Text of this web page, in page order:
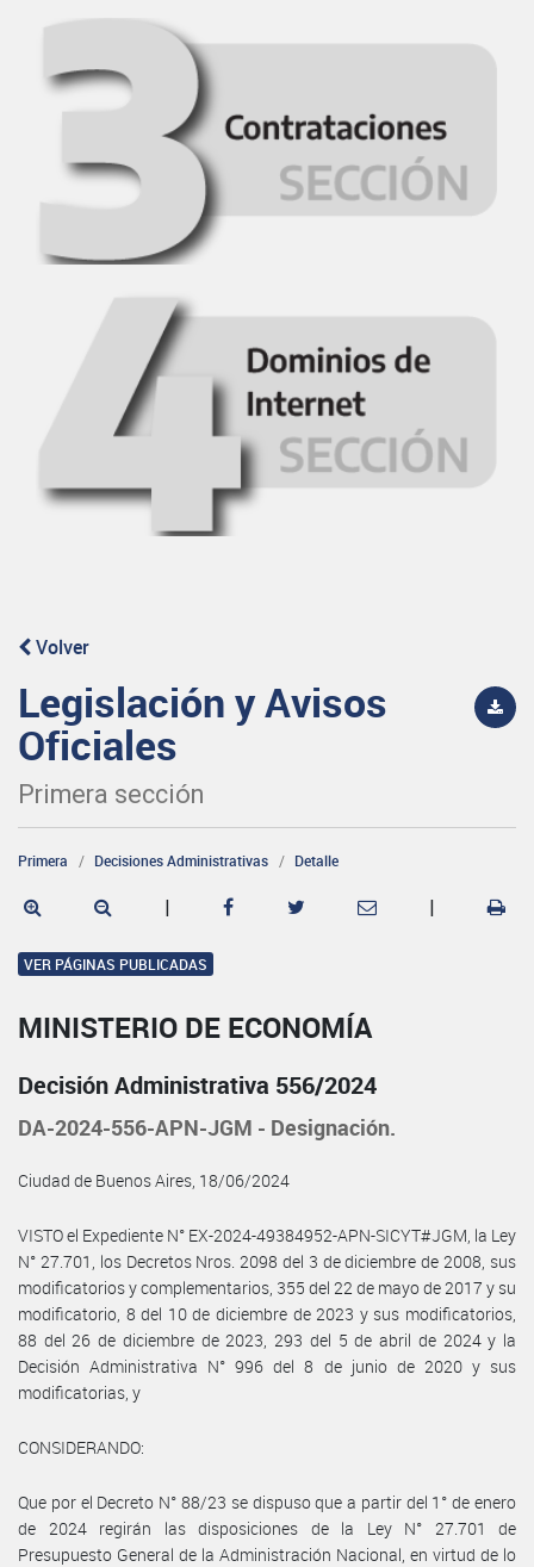
Volver
Legislación y Avisos
Oficiales
Primera sección
Primera Decisiones Administrativas Detalle
| |
VER PÁGINAS PUBLICADAS
MINISTERIO DE ECONOMÍA
Decisión Administrativa 556/2024
DA-2024-556-APN-JGM - Designación.
Ciudad de Buenos Aires, 18/06/2024
VISTO el Expediente N° EX-2024-49384952-APN-SICYT#JGM, la Ley
N° 27.701, los Decretos Nros. 2098 del 3 de diciembre de 2008, sus
modificatorios y complementarios, 355 del 22 de mayo de 2017 y su
modificatorio, 8 del 10 de diciembre de 2023 y sus modificatorios,
88 del 26 de diciembre de 2023, 293 del 5 de abril de 2024 y la
Decisión Administrativa N° 996 del 8 de junio de 2020 y sus
modificatorias, y
CONSIDERANDO:
Que por el Decreto N° 88/23 se dispuso que a partir del 1° de enero
de 2024 regirán las disposiciones de la Ley N° 27.701 de
Presupuesto General de la Administración Nacional, en virtud de lo